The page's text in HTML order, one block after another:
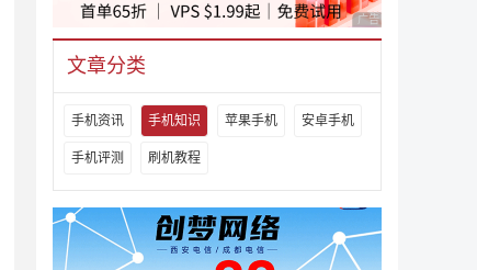
广告 商业广告，理性
文章分类
手机资讯 手机知识 苹果手机 安卓手机
手机评测 刷机教程